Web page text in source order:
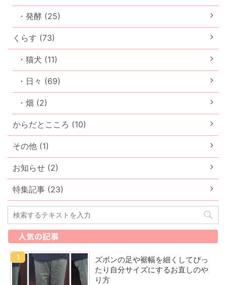
・発酵 (25)
くらす (73)
・猫犬 (11)
・日々 (69)
・畑 (2)
からだとこころ (10)
その他 (1)
お知らせ (2)
特集記事 (23)
人気の記事
ズボンの足や裾幅を細くしてぴっ
たり自分サイズにするお直しのや
り方